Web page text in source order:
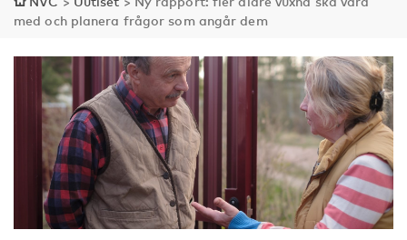
med och planera frågor som angår dem